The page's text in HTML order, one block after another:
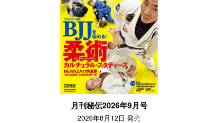
月刊秘伝2026年9月号
2026年8月12日 発売